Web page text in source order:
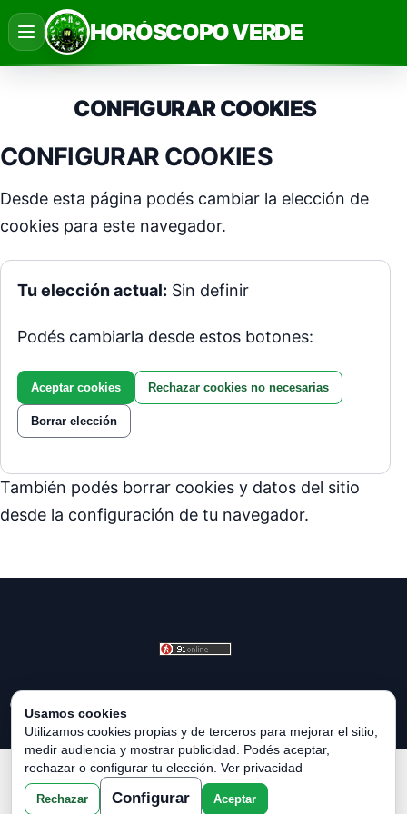
Saltar
al
contenido
HORÓSCOPO VERDE
CONFIGURAR COOKIES
CONFIGURAR COOKIES
Desde esta página podés cambiar la elección de
cookies para este navegador.
Tu elección actual: Sin definir
Podés cambiarla desde estos botones:
Aceptar cookies Rechazar cookies no necesarias
Borrar elección
También podés borrar cookies y datos del sitio
desde la configuración de tu navegador.
© 2026 Horóscopo Verde. Todos los derechos reservados.
Política de Privacidad | Política de Cookies |
Cookies
Términos y Condiciones |
Usamos cookies
Utilizamos cookies propias y de terceros para mejorar el sitio,
medir audiencia y mostrar publicidad. Podés aceptar,
rechazar o configurar tu elección. Ver privacidad
Rechazar Configurar Aceptar